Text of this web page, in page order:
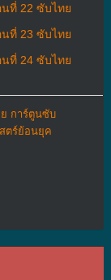
นที่ 22 ซับไทย
นที่ 23 ซับไทย
นที่ 24 ซับไทย
การ์ตูนซับ
ตร์ย้อนยุค